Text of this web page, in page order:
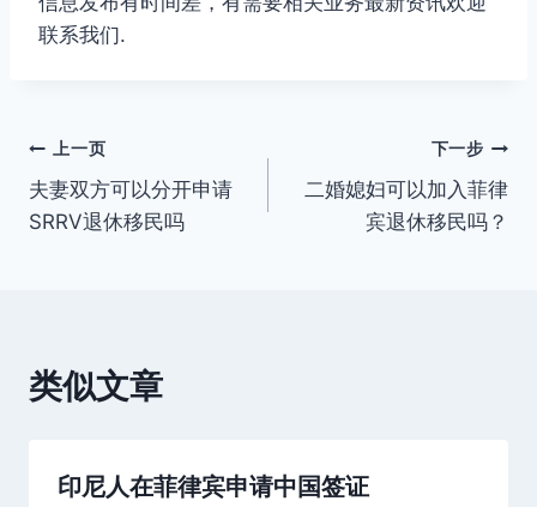
联系我们.
文
章
上一页
夫妻双方可以分开申请
SRRV退休移民吗
下一步
二婚媳妇可以加入菲律
宾退休移民吗？
类似文章
印尼人在菲律宾申请中国签证